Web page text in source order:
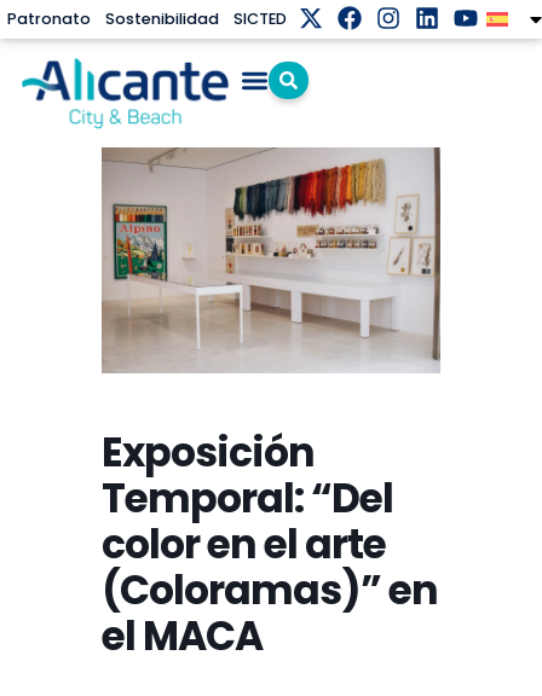
Patronato Sostenibilidad SICTED
Exposición
Temporal: “Del
color en el arte
(Coloramas)” en
el MACA